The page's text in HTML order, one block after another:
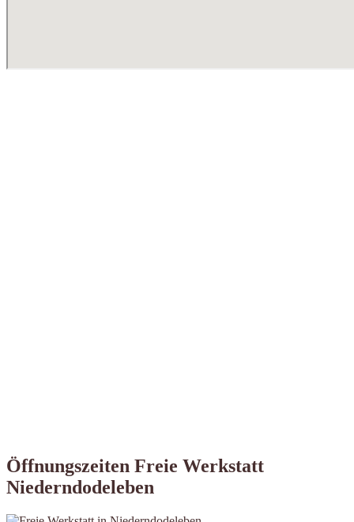
Öffnungszeiten Freie Werkstatt
Niederndodeleben